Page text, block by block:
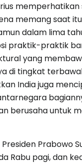
memang saat
dalam lima
praktik-praktik
yang
di tingkat
India juga
berusaha untuk
Prabowo
Rabu pagi, dan